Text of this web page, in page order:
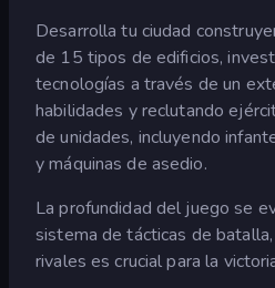
Desarrolla tu ciudad
de 15 tipos de edificios,
tecnologías a través de un
habilidades y reclutando
de unidades, incluyendo
y máquinas de asedio.
La profundidad del juego se
sistema de tácticas de
rivales es crucial para la